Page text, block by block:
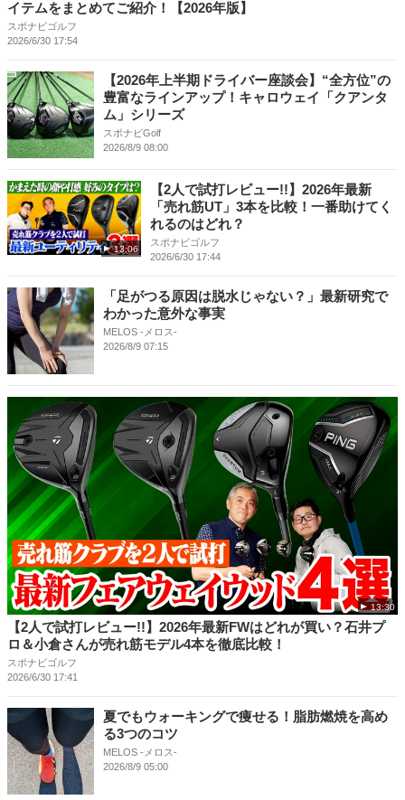
イテムをまとめてご紹介！【2026年版】
スポナビゴルフ
2026/6/30 17:54
【2026年上半期ドライバー座談会】“全方位”の
豊富なラインアップ！キャロウェイ「クアンタ
ム」シリーズ
スポナビGolf
2026/8/9 08:00
13:06
【2人で試打レビュー!!】2026年最新
「売れ筋UT」3本を比較！一番助けてく
れるのはどれ？
スポナビゴルフ
2026/6/30 17:44
「足がつる原因は脱水じゃない？」最新研究で
わかった意外な事実
MELOS -メロス-
2026/8/9 07:15
13:30
【2人で試打レビュー!!】2026年最新FWはどれが買い？石井プ
ロ＆小倉さんが売れ筋モデル4本を徹底比較！
スポナビゴルフ
2026/6/30 17:41
夏でもウォーキングで痩せる！脂肪燃焼を高め
る3つのコツ
MELOS -メロス-
2026/8/9 05:00